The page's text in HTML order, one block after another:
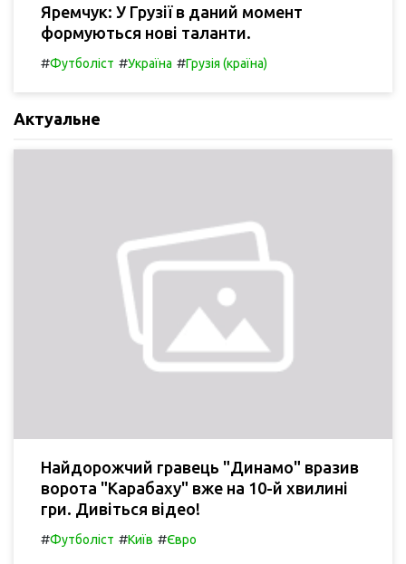
Яремчук: У Грузії в даний момент
формуються нові таланти.
#Футболіст #Україна #Грузія (країна)
Актуальне
Найдорожчий гравець "Динамо" вразив
ворота "Карабаху" вже на 10-й хвилині
гри. Дивіться відео!
#Футболіст #Київ #Євро